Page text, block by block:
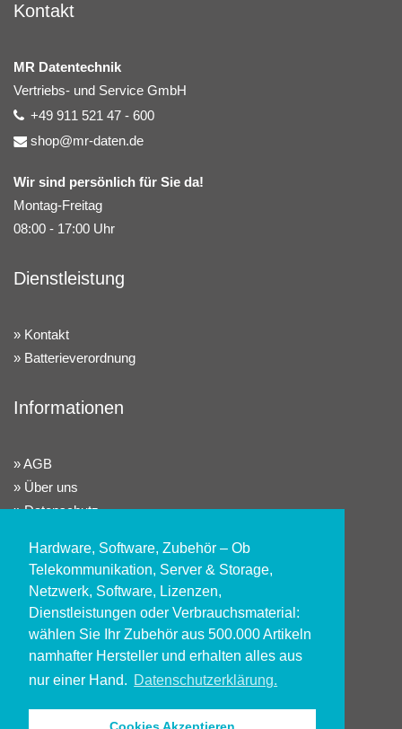
Hardware, Software, Zubehör – Ob
Telekommunikation, Server & Storage,
Netzwerk, Software, Lizenzen,
Dienstleistungen oder Verbrauchsmaterial:
wählen Sie Ihr Zubehör aus 500.000 Artikeln
namhafter Hersteller und erhalten alles aus
nur einer Hand. Datenschutzerklärung.
Kontakt
MR Datentechnik
Vertriebs- und Service GmbH
+49 911 521 47 - 600
shop@mr-daten.de
Wir sind persönlich für Sie da!
Montag-Freitag
08:00 - 17:00 Uhr
Dienstleistung
Kontakt
Batterieverordnung
Informationen
AGB
Über uns
Datenschutz
Impressum
Konto
Kundenlogin
Registrieren
Alle Preisangaben sind exkl. gesetzl. MwSt. zzgl.